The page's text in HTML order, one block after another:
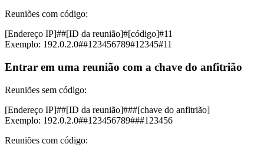
Reuniões com código:
[Endereço IP]##[ID da reunião]#[código]#11
Exemplo: 192.0.2.0##123456789#12345#11
Entrar em uma reunião com a chave do anfitrião
Reuniões sem código:
[Endereço IP]##[ID da reunião]###[chave do anfitrião]
Exemplo: 192.0.2.0##123456789###123456
Reuniões com código: